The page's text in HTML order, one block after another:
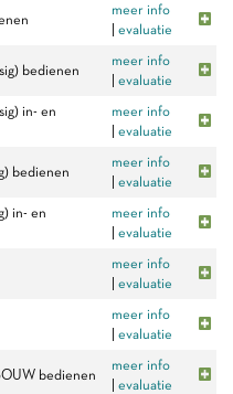
meer info
evaluatie
bedienen
meer info
evaluatie
in- en
meer info
evaluatie
bedienen
meer info
evaluatie
in- en
meer info
evaluatie
meer info
evaluatie
meer info
evaluatie
bedienen
meer info
evaluatie